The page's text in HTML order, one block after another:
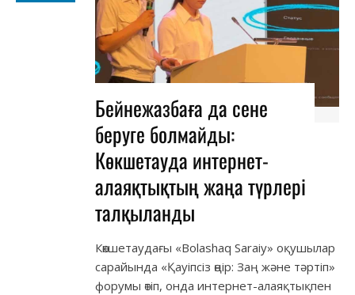
Бейнежазбаға да сене
беруге болмайды:
Көкшетауда интернет-
алаяқтықтың жаңа түрлері
талқыланды
Көкшетаудағы «Bolashaq Saraiy» оқушылар
сарайында «Қауіпсіз өңір: Заң және тәртіп»
форумы өтіп, онда интернет-алаяқтықпен